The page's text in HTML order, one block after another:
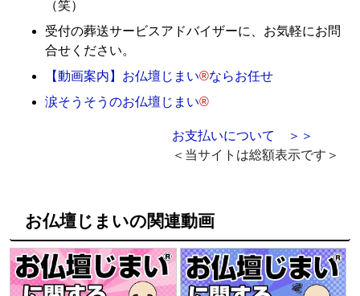
（笑）
受付の葬送サービスアドバイザーに、お気軽にお問
合せください。
【動画案内】お仏壇じまい®ならお任せ
涙そうそうのお仏壇じまい®
お支払いについて ＞＞
＜当サイトは総額表示です＞
お仏壇じまいの関連動画